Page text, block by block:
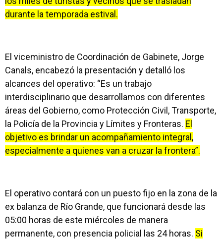
durante la temporada estival.
El viceministro de Coordinación de Gabinete, Jorge
Canals, encabezó la presentación y detalló los
alcances del operativo: “Es un trabajo
interdisciplinario que desarrollamos con diferentes
áreas del Gobierno, como Protección Civil, Transporte,
la Policía de la Provincia y Límites y Fronteras. El
objetivo es brindar un acompañamiento integral,
especialmente a quienes van a cruzar la frontera”.
El operativo contará con un puesto fijo en la zona de la
ex balanza de Río Grande, que funcionará desde las
05:00 horas de este miércoles de manera
permanente, con presencia policial las 24 horas. Si